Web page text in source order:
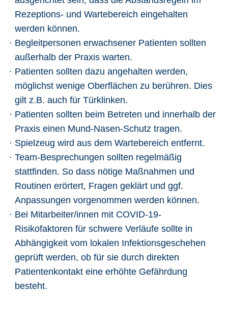
Rezeptions- und Wartebereich eingehalten
werden können.
Begleitpersonen erwachsener Patienten sollten
außerhalb der Praxis warten.
Patienten sollten dazu angehalten werden,
möglichst wenige Oberflächen zu berühren. Dies
gilt z.B. auch für Türklinken.
Patienten sollten beim Betreten und innerhalb der
Praxis einen Mund-Nasen-Schutz tragen.
Spielzeug wird aus dem Wartebereich entfernt.
Team-Besprechungen sollten regelmäßig
stattfinden. So dass nötige Maßnahmen und
Routinen erörtert, Fragen geklärt und ggf.
Anpassungen vorgenommen werden können.
Bei Mitarbeiter/innen mit COVID-19-
Risikofaktoren für schwere Verläufe sollte in
Abhängigkeit vom lokalen Infektionsgeschehen
geprüft werden, ob für sie durch direkten
Patientenkontakt eine erhöhte Gefährdung
besteht.